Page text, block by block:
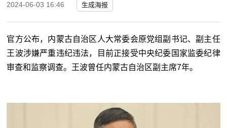
2024-06-03 16:46 生成海报
官方公布，内蒙古自治区人大常委会原党组副书记、副主任
王波涉嫌严重违纪违法，目前正接受中央纪委国家监委纪律
审查和监察调查。王波曾任内蒙古自治区副主席7年。